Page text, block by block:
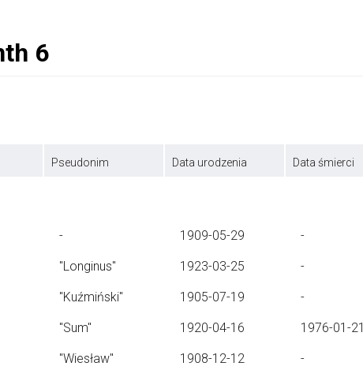
Pseudonim Data urodzenia Data śmierci
- 1909-05-29 -
"Longinus" 1923-03-25 -
"Kuźmiński" 1905-07-19 -
"Sum" 1920-04-16 1976-01-21
"Wiesław" 1908-12-12 -